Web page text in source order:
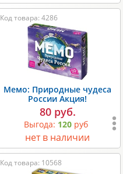
Код товара: 4286
Мемо: Природные чудеса
России Акция!
80 руб.
Выгода: 120руб
нет в наличии
Код товара: 10568